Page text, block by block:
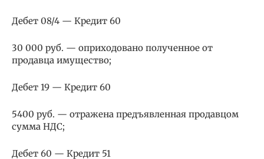
Дебет 08/4 — Кредит 60
30 000 руб. — оприходовано полученное от
продавца имущество;
Дебет 19 — Кредит 60
5400 руб. — отражена предъявленная продавцом
сумма НДС;
Дебет 60 — Кредит 51